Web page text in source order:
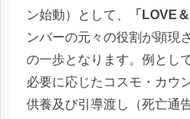
ン始動）として、
「LOVE
ンバーの元々の役割が顕現
の一歩となります。例とし
必要に応じたコスモ・カウ
供養及び引導渡し（死亡通